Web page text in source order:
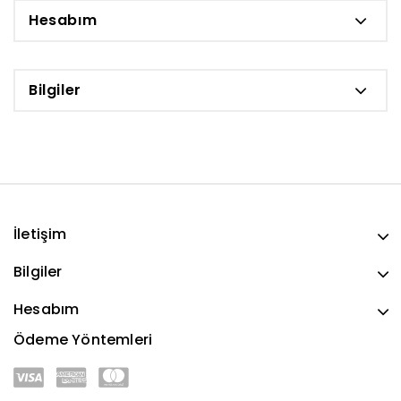
Hesabım
Bilgiler
İletişim
Bilgiler
Hesabım
Ödeme Yöntemleri